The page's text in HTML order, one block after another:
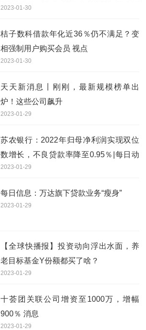
能涨价？
2023-01-30
桔子数科借款年化近36％仍不满足？变
相强制用户购买会员 视点
2023-01-30
天天新消息丨刚刚，最新规模榜单出
炉！这些公司飙升
2023-01-29
苏农银行：2022年归母净利润实现双位
数增长，不良贷款率降至0.95％|每日动
态
2023-01-29
每日信息：万达旗下贷款业务“瘦身”
2023-01-29
【全球快播报】投资动向浮出水面，养
老目标基金Y份额都买了啥？
2023-01-29
十荟团关联公司增资至1000万，增幅
900％ 消息
2023-01-29